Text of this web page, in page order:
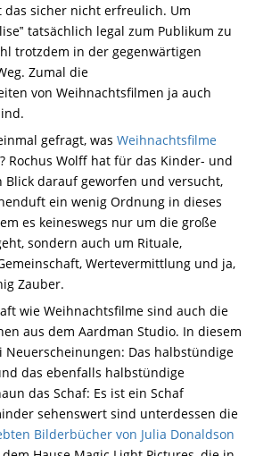
sicher nicht erfreulich. Um
tatsächlich legal zum Publikum zu
trotzdem in der gegenwärtigen
Zumal die
von Weihnachtsfilmen ja auch
gefragt, wasWeihnachtsfilme
Rochus Wolff hat für das Kinder- und
Blick darauf geworfen und versucht,
ein wenig Ordnung in dieses
es keineswegs nur um die große
sondern auch um Rituale,
Wertevermittlung und ja,
Zauber.
wie Weihnachtsfilme sind auch die
aus dem Aardman Studio. In diesem
Neuerscheinungen: Das halbstündige
das ebenfalls halbstündige
das Schaf: Es ist ein Schaf
sehenswert sind unterdessen die
Bilderbücher von Julia Donaldson